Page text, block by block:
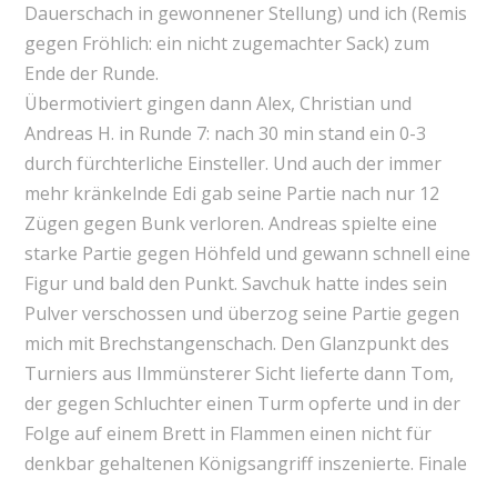
Dauerschach in gewonnener Stellung) und ich (Remis
gegen Fröhlich: ein nicht zugemachter Sack) zum
Ende der Runde.
Übermotiviert gingen dann Alex, Christian und
Andreas H. in Runde 7: nach 30 min stand ein 0-3
durch fürchterliche Einsteller. Und auch der immer
mehr kränkelnde Edi gab seine Partie nach nur 12
Zügen gegen Bunk verloren. Andreas spielte eine
starke Partie gegen Höhfeld und gewann schnell eine
Figur und bald den Punkt. Savchuk hatte indes sein
Pulver verschossen und überzog seine Partie gegen
mich mit Brechstangenschach. Den Glanzpunkt des
Turniers aus Ilmmünsterer Sicht lieferte dann Tom,
der gegen Schluchter einen Turm opferte und in der
Folge auf einem Brett in Flammen einen nicht für
denkbar gehaltenen Königsangriff inszenierte. Finale